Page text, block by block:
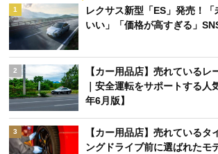
1
レクサス新型「ES」発売！「
いい」「価格が高すぎる」
2
【カー用品店】売れている
｜安全運転をサポートする
年6月版】
3
【カー用品店】売れているタ
ングドライブ前に選ばれたモ